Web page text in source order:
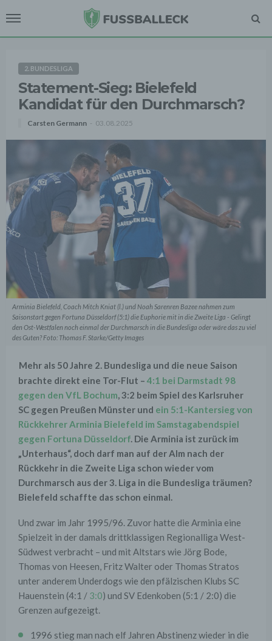
2. BUNDESLIGA
Statement-Sieg: Bielefeld
Kandidat für den Durchmarsch?
Carsten Germann 03.08.2025
Arminia Bielefeld, Coach Mitch Kniat (l.) und Noah Sarenren Bazee nahmen zum
Saisonstart gegen Fortuna Düsseldorf (5:1) die Euphorie mit in die Zweite Liga - Gelingt
den Ost-Westfalen noch einmal der Durchmarsch in die Bundesliga oder wäre das zu viel
des Guten? Foto: Thomas F. Starke/Getty Images
Mehr als 50 Jahre 2. Bundesliga und die neue Saison
brachte direkt eine Tor-Flut – 4:1 bei Darmstadt 98
gegen den VfL Bochum, 3:2 beim Spiel des Karlsruher
SC gegen Preußen Münster und ein 5:1-Kantersieg von
Rückkehrer Arminia Bielefeld im Samstagabendspiel
gegen Fortuna Düsseldorf. Die Arminia ist zurück im
„Unterhaus“, doch darf man auf der Alm nach der
Rückkehr in die Zweite Liga schon wieder vom
Durchmarsch aus der 3. Liga in die Bundesliga träumen?
Bielefeld schaffte das schon einmal.
Und zwar im Jahr 1995/96. Zuvor hatte die Arminia eine
Spielzeit in der damals drittklassigen Regionalliga West-
Südwest verbracht – und mit Altstars wie Jörg Bode,
Thomas von Heesen, Fritz Walter oder Thomas Stratos
unter anderem Underdogs wie den pfälzischen Klubs SC
Hauenstein (4:1 / 3:0) und SV Edenkoben (5:1 / 2:0) die
Grenzen aufgezeigt.
1996 stieg man nach elf Jahren Abstinenz wieder in die